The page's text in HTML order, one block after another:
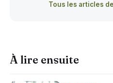
Tous les articles
À lire ensuite